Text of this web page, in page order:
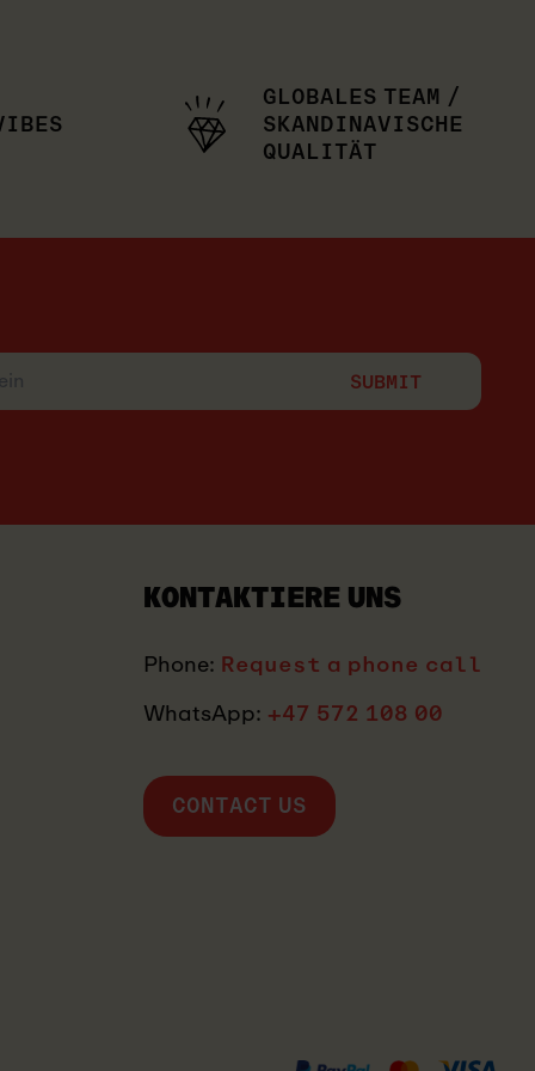
GLOBALES TEAM /
SKANDINAVISCHE
QUALITÄT
KONTAKTIERE UNS
Phone: Request a phone call
WhatsApp: +47 572 108 00
CONTACT US